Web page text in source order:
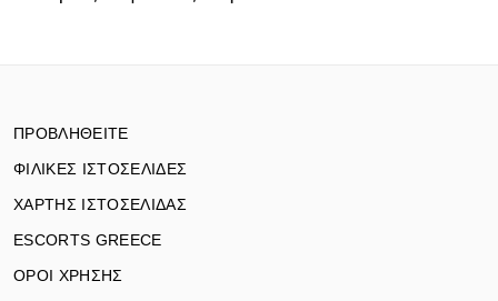
ΠΡΟΒΛΗΘΕΙΤΕ
ΦΙΛΙΚΕΣ ΙΣΤΟΣΕΛΙΔΕΣ
ΧΑΡΤΗΣ ΙΣΤΟΣΕΛΙΔΑΣ
ESCORTS GREECE
ΟΡΟΙ ΧΡΗΣΗΣ